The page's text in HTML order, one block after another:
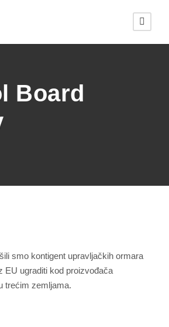
Board
smo kontigent upravljačkih ormara
EU ugraditi kod proizvođača
trećim zemljama.